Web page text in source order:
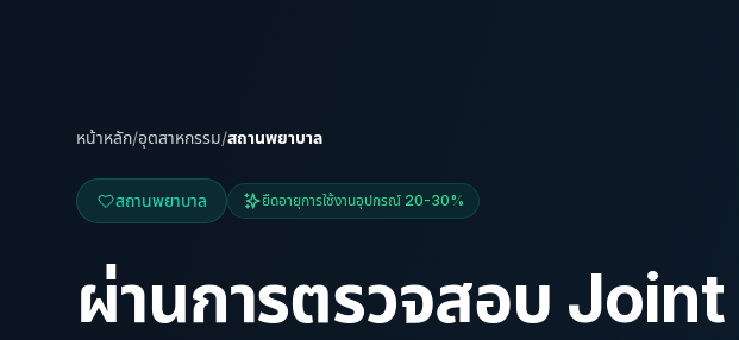
หน้าหลัก/อุตสาหกรรม/สถานพยาบาล
สถานพยาบาล ยืดอายุการใช้งานอุปกรณ์ 20-30%
ผ่านการตรวจสอบ Joint